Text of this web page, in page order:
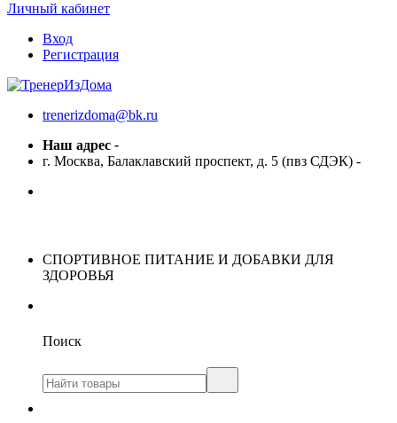
Личный кабинет
Вход
Регистрация
trenerizdoma@bk.ru
Наш адрес -
г. Москва, Балаклавский проспект, д. 5 (пвз СДЭК) -
СПОРТИВНОЕ ПИТАНИЕ И ДОБАВКИ ДЛЯ
ЗДОРОВЬЯ
Поиск